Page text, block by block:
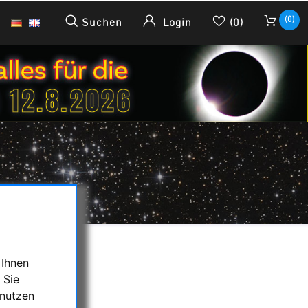
Suchen Login (0) (0)